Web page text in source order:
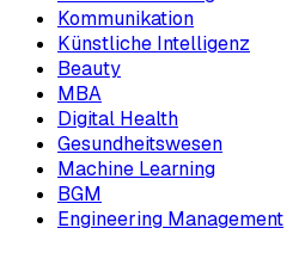
Kommunikation
Künstliche Intelligenz
Beauty
MBA
Digital Health
Gesundheitswesen
Machine Learning
BGM
Engineering Management